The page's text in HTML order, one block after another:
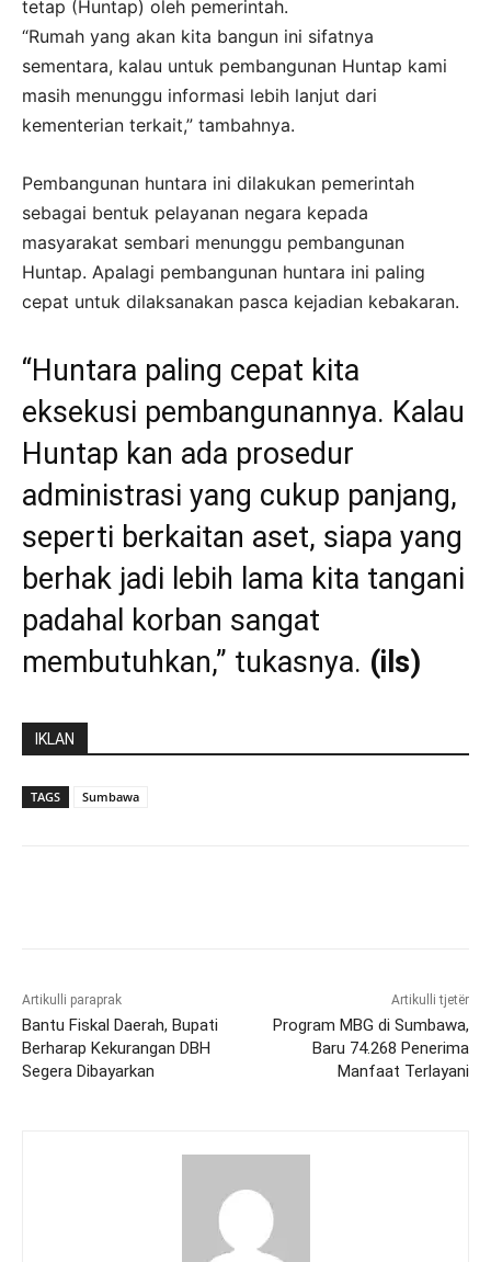
tetap (Huntap) oleh pemerintah.
“Rumah yang akan kita bangun ini sifatnya
sementara, kalau untuk pembangunan Huntap kami
masih menunggu informasi lebih lanjut dari
kementerian terkait,” tambahnya.
Pembangunan huntara ini dilakukan pemerintah
sebagai bentuk pelayanan negara kepada
masyarakat sembari menunggu pembangunan
Huntap. Apalagi pembangunan huntara ini paling
cepat untuk dilaksanakan pasca kejadian kebakaran.
“Huntara paling cepat kita
eksekusi pembangunannya. Kalau
Huntap kan ada prosedur
administrasi yang cukup panjang,
seperti berkaitan aset, siapa yang
berhak jadi lebih lama kita tangani
padahal korban sangat
membutuhkan,” tukasnya. (ils)
IKLAN
TAGS Sumbawa
Artikulli paraprak
Bantu Fiskal Daerah, Bupati
Berharap Kekurangan DBH
Segera Dibayarkan
Artikulli tjetër
Program MBG di Sumbawa,
Baru 74.268 Penerima
Manfaat Terlayani